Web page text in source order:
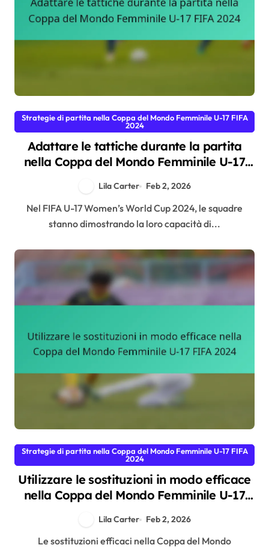
Strategie di partita nella Coppa del Mondo Femminile U-17 FIFA
2024
Adattare le tattiche durante la partita
nella Coppa del Mondo Femminile U-17
Lila Carter Feb 2, 2026
Nel FIFA U-17 Women’s World Cup 2024, le squadre
stanno dimostrando la loro capacità di...
Strategie di partita nella Coppa del Mondo Femminile U-17 FIFA
2024
Utilizzare le sostituzioni in modo efficace
nella Coppa del Mondo Femminile U-17
Lila Carter Feb 2, 2026
Le sostituzioni efficaci nella Coppa del Mondo